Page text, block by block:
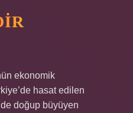
ekonomik
hasat edilen
doğup büyüyen